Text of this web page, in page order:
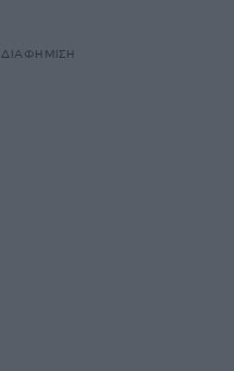
ΔΙΑΦΗΜΙΣΗ